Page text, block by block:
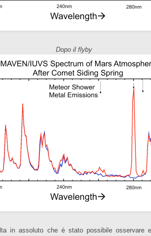
Dopo il flyby
in assoluto che è stato possibile osservare